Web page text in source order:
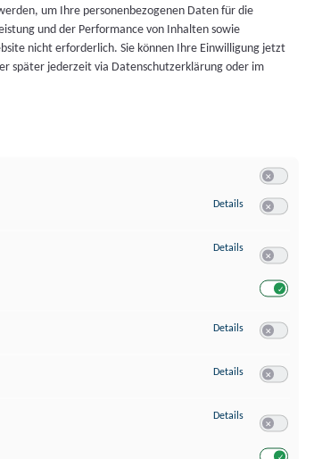
um Ihre personenbezogenen Daten für die
und der Performance von Inhalten sowie
nicht erforderlich. Sie können Ihre Einwilligung jetzt
später jederzeit via Datenschutzerklärung oder im
Details zu Speichern
Details zu
Details zu Erstellung
Details zu
Details zu Messung